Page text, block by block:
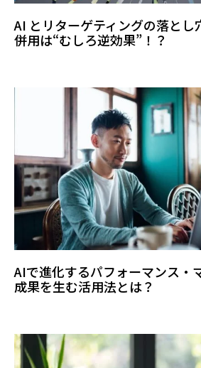
AI とリターゲティングの落とし
併用は“むしろ逆効果”！？
AIで進化するパフォーマンス・
成果を生む活用法とは？